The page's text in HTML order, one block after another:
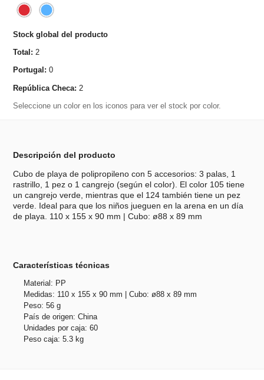
Stock global del producto
Total: 2
Portugal: 0
República Checa: 2
Seleccione un color en los iconos para ver el stock por color.
Descripción del producto
Cubo de playa de polipropileno con 5 accesorios: 3 palas, 1
rastrillo, 1 pez o 1 cangrejo (según el color). El color 105 tiene
un cangrejo verde, mientras que el 124 también tiene un pez
verde. Ideal para que los niños jueguen en la arena en un día
de playa. 110 x 155 x 90 mm | Cubo: ø88 x 89 mm
Características técnicas
Material: PP
Medidas: 110 x 155 x 90 mm | Cubo: ø88 x 89 mm
Peso: 56 g
País de origen: China
Unidades por caja: 60
Peso caja: 5.3 kg